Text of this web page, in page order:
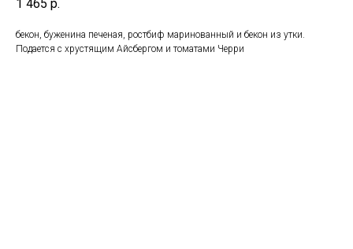
1 465 р.
бекон, буженина печеная, ростбиф маринованный и бекон из утки.
Подается с хрустящим Айсбергом и томатами Черри